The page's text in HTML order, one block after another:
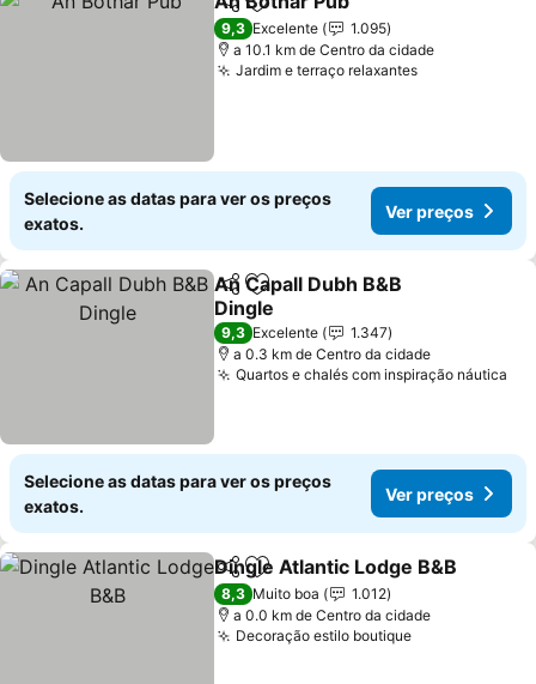
PartilharAdicionar aos favoritos
9,3 Excelente
1.095
a 10.1 km de Centro da cidade
Jardim e terraço relaxantesVer preços
Selecione as datas para ver os preços
exatos.
Ver preços
PartilharAdicionar aos favoritos
An Capall Dubh B&B
Dingle
Ver preços
9,3 Excelente
1.347
a 0.3 km de Centro da cidade
Quartos e chalés com inspiração náutica
Selecione as datas para ver os preços
exatos.
Ver preços
PartilharAdicionar aos favoritos
Dingle Atlantic Lodge B&B
8,3 Muito boa
1.012
a 0.0 km de Centro da cidade
Decoração estilo boutiqueVer preços